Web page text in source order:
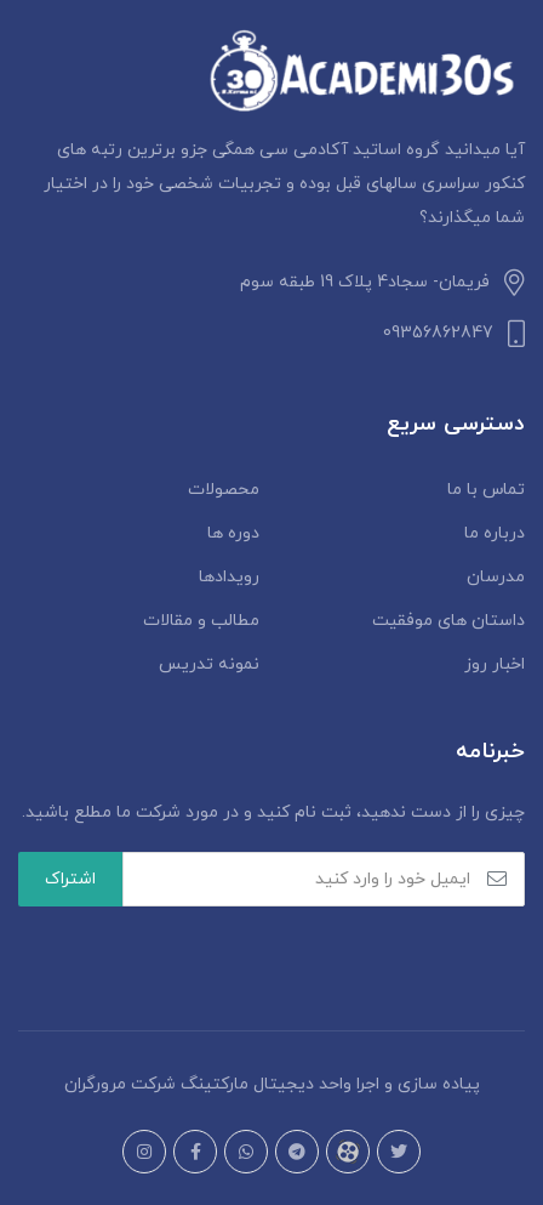
آیا میدانید گروه اساتید آکادمی سی همگی جزو برترین رتبه های
کنکور سراسری سالهای قبل بوده و تجربیات شخصی خود را در اختیار
شما میگذارند؟
فریمان- سجاد4 پلاک 19 طبقه سوم
09356862847
دسترسی سریع
تماس با ما
محصولات
درباره ما
دوره ها
مدرسان
رویدادها
داستان‌ های موفقیت
مطالب و مقالات
اخبار روز
نمونه تدریس
خبرنامه
چیزی را از دست ندهید، ثبت نام کنید و در مورد شرکت ما مطلع باشید.
پیاده سازی و اجرا واحد دیجیتال مارکتینگ شرکت مرورگران